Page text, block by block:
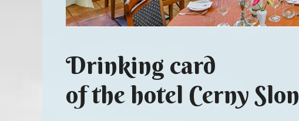
Drinking card
of the hotel Cerny Slon